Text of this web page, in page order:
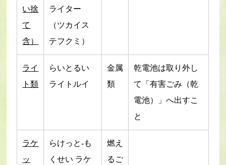
い捨
て
含）
ライター
（ツカイス
テフクミ）
ライ
ト類
らいとるい
ライトルイ
金属
類
乾電池は取り外し
て「有害ごみ（乾
電池）」へ出すこ
と
ラケ
ッ
らけっと-も
くせい ラケ
燃え
るご